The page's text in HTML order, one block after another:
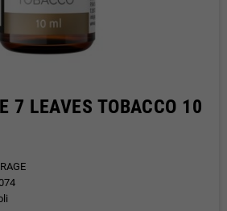
7 LEAVES TOBACCO 10